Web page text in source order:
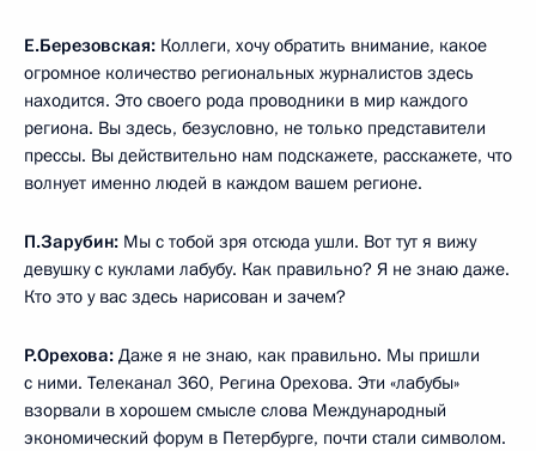
Е.Березовская: Коллеги, хочу обратить внимание, какое
огромное количество региональных журналистов здесь
находится. Это своего рода проводники в мир каждого
региона. Вы здесь, безусловно, не только представители
прессы. Вы действительно нам подскажете, расскажете, что
волнует именно людей в каждом вашем регионе.
П.Зарубин: Мы с тобой зря отсюда ушли. Вот тут я вижу
девушку с куклами лабубу. Как правильно? Я не знаю даже.
Кто это у вас здесь нарисован и зачем?
Р.Орехова: Даже я не знаю, как правильно. Мы пришли
с ними. Телеканал 360, Регина Орехова. Эти «лабубы»
взорвали в хорошем смысле слова Международный
экономический форум в Петербурге, почти стали символом.